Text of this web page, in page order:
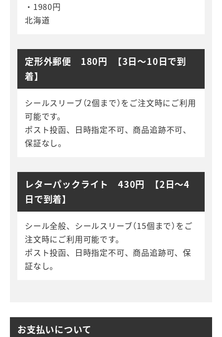
・1980円
北海道
定形外郵便 180円 【3日～10日で到
着】
シールスリーブ（2個まで）をご注文時にご利用
可能です。
ポスト投函、日時指定不可、商品追跡不可、
保証なし。
レターパックライト 430円 【2日～4
日で到着】
シール全般、シールスリーブ（15個まで）をご
注文時にご利用可能です。
ポスト投函、日時指定不可、商品追跡可、保
証なし。
お支払いについて